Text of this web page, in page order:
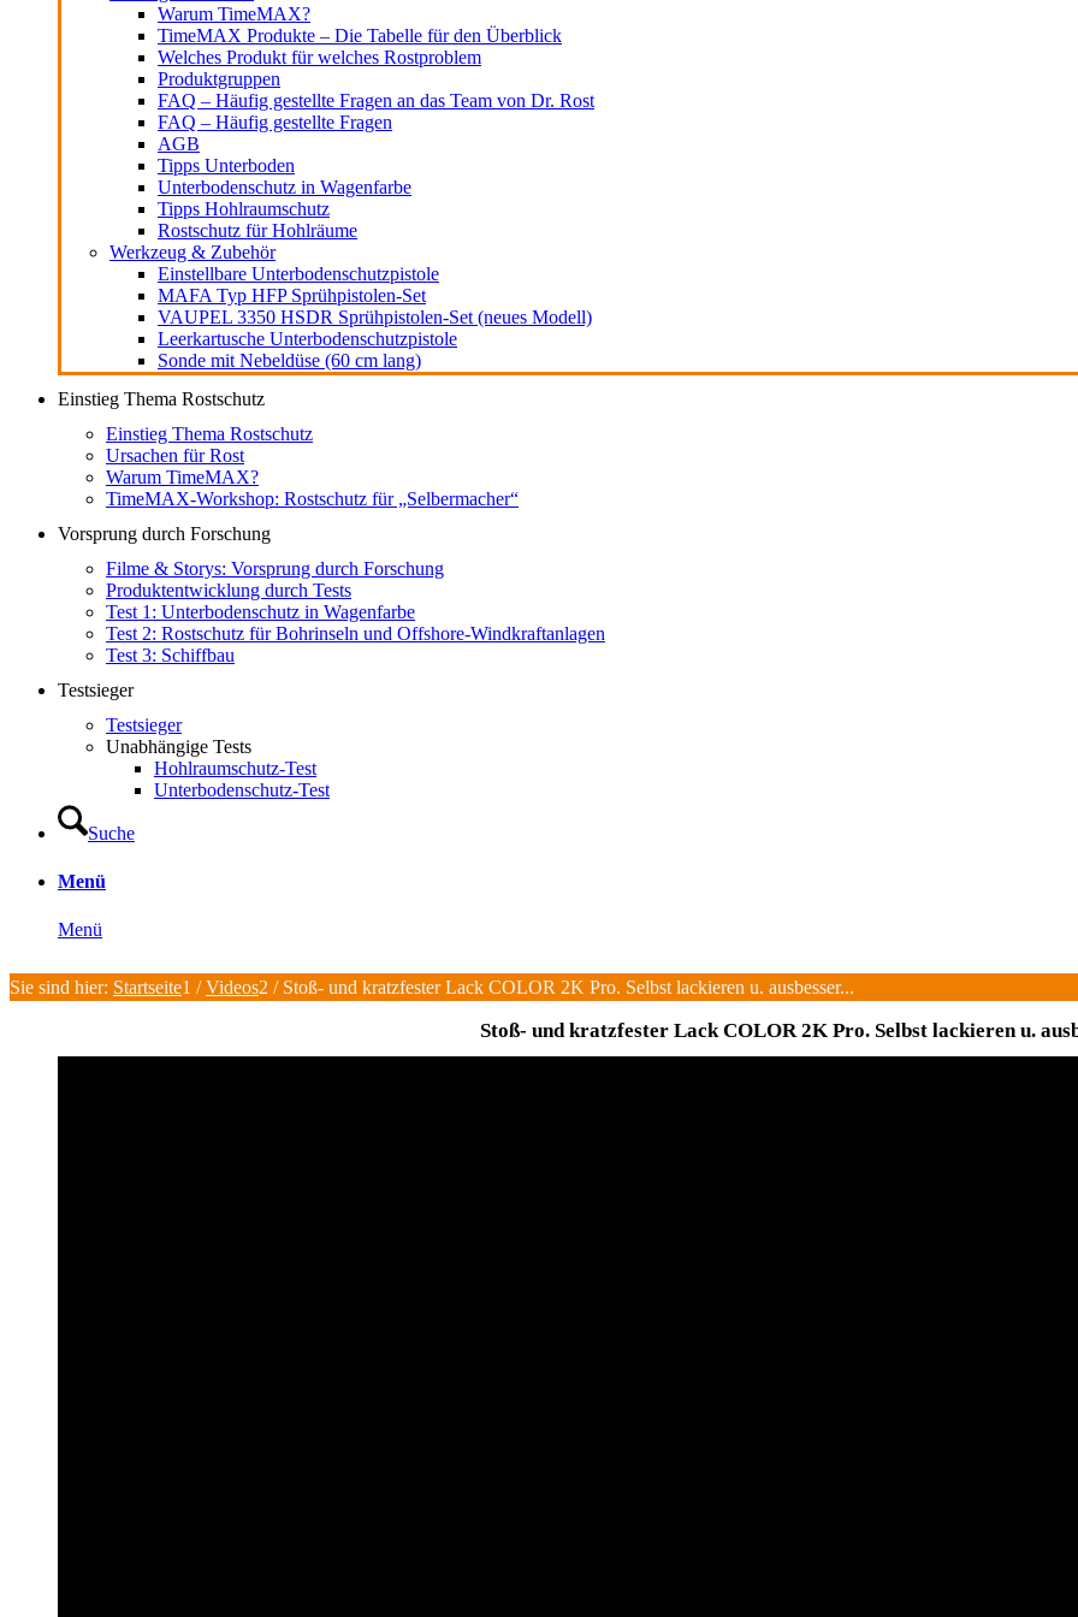
Warum TimeMAX?
TimeMAX Produkte – Die Tabelle für den Überblick
Welches Produkt für welches Rostproblem
Produktgruppen
FAQ – Häufig gestellte Fragen an das Team von Dr. Rost
FAQ – Häufig gestellte Fragen
AGB
Tipps Unterboden
Unterbodenschutz in Wagenfarbe
Tipps Hohlraumschutz
Rostschutz für Hohlräume
Werkzeug & Zubehör
Einstellbare Unterbodenschutzpistole
MAFA Typ HFP Sprühpistolen-Set
VAUPEL 3350 HSDR Sprühpistolen-Set (neues Modell)
Leerkartusche Unterbodenschutzpistole
Sonde mit Nebeldüse (60 cm lang)
Einstieg Thema Rostschutz
Einstieg Thema Rostschutz
Ursachen für Rost
Warum TimeMAX?
TimeMAX-Workshop: Rostschutz für „Selbermacher“
Vorsprung durch Forschung
Filme & Storys: Vorsprung durch Forschung
Produktentwicklung durch Tests
Test 1: Unterbodenschutz in Wagenfarbe
Test 2: Rostschutz für Bohrinseln und Offshore-Windkraftanlagen
Test 3: Schiffbau
Testsieger
Testsieger
Unabhängige Tests
Hohlraumschutz-Test
Unterbodenschutz-Test
Suche
Menü
Menü
Sie sind hier: Startseite1 / Videos2 / Stoß- und kratzfester Lack COLOR 2K Pro. Selbst lackieren u. ausbesser...
Stoß- und kratzfester Lack COLOR 2K Pro. Selbst lackieren u.